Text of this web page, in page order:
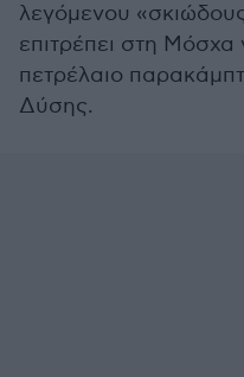
λεγόμενου
επιτρέπει στη Μόσχα
πετρέλαιο
Δύσης.